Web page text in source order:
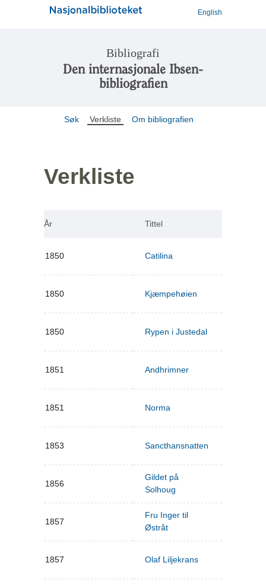
English
Bibliografi
Den internasjonale Ibsen-
bibliografien
Søk Verkliste Om bibliografien
Verkliste
År Tittel
1850 Catilina
1850 Kjæmpehøien
1850 Rypen i Justedal
1851 Andhrimner
1851 Norma
1853 Sancthansnatten
1856
Gildet på
Solhoug
1857
Fru Inger til
Østråt
1857 Olaf Liljekrans